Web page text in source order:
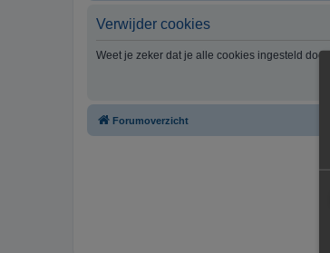
Verwijder cookies
Weet je zeker dat je alle cookies ingesteld door
Forumoverzicht